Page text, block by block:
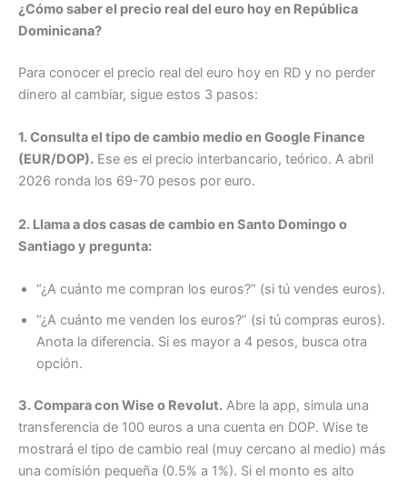
¿Cómo saber el precio real del euro hoy en República
Dominicana?
Para conocer el precio real del euro hoy en RD y no perder
dinero al cambiar, sigue estos 3 pasos:
1. Consulta el tipo de cambio medio en Google Finance
(EUR/DOP). Ese es el precio interbancario, teórico. A abril
2026 ronda los 69-70 pesos por euro.
2. Llama a dos casas de cambio en Santo Domingo o
Santiago y pregunta:
“¿A cuánto me compran los euros?” (si tú vendes euros).
“¿A cuánto me venden los euros?” (si tú compras euros).
Anota la diferencia. Si es mayor a 4 pesos, busca otra
opción.
3. Compara con Wise o Revolut. Abre la app, simula una
transferencia de 100 euros a una cuenta en DOP. Wise te
mostrará el tipo de cambio real (muy cercano al medio) más
una comisión pequeña (0.5% a 1%). Si el monto es alto